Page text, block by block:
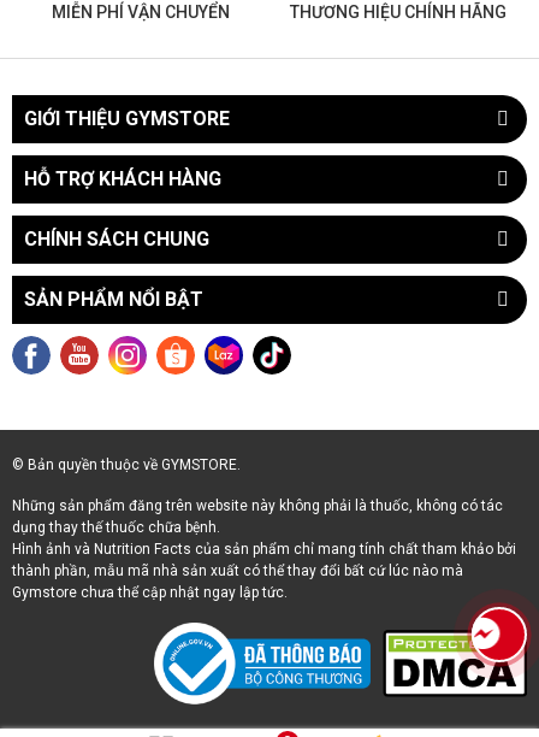
MIỄN PHÍ VẬN CHUYỂN THƯƠNG HIỆU CHÍNH HÃNG
GIỚI THIỆU GYMSTORE
HỖ TRỢ KHÁCH HÀNG
CHÍNH SÁCH CHUNG
SẢN PHẨM NỔI BẬT
© Bản quyền thuộc về GYMSTORE.
Những sản phẩm đăng trên website này không phải là thuốc, không có tác
dụng thay thế thuốc chữa bệnh.
Hình ảnh và Nutrition Facts của sản phẩm chỉ mang tính chất tham khảo bởi
thành phần, mẫu mã nhà sản xuất có thể thay đổi bất cứ lúc nào mà
Gymstore chưa thể cập nhật ngay lập tức.